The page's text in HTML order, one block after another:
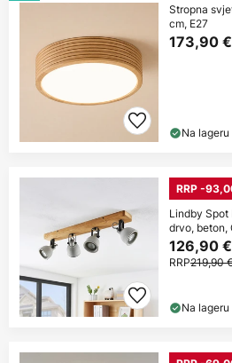
Stropna
cm, E27
173,90 €
Na lageru
RRP -
Lindby
drvo, beton,
126,90 €
RRP219,90
Na lageru